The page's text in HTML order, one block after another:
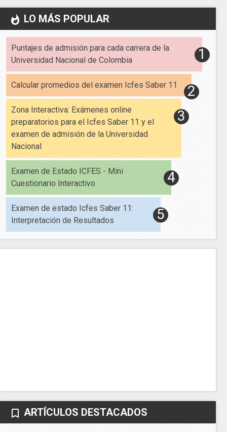
whatshot LO MÁS POPULAR
Puntajes de admisión para cada carrera de la
Universidad Nacional de Colombia
Calcular promedios del examen Icfes Saber 11
Zona Interactiva: Exámenes online
preparatorios para el Icfes Saber 11 y el
examen de admisión de la Universidad
Nacional
Examen de Estado ICFES - Mini
Cuestionario Interactivo
Examen de estado Icfes Saber 11:
Interpretación de Resultados
bookmark_border ARTÍCULOS DESTACADOS